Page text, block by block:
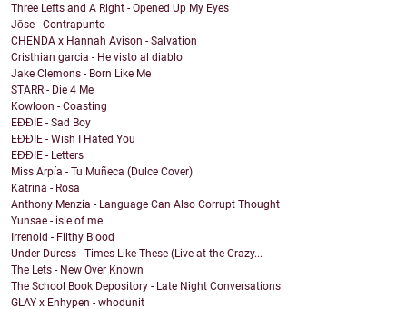
Three Lefts and A Right - Opened Up My Eyes
Jōse - Contrapunto
CHENDA x Hannah Avison - Salvation
Cristhian garcia - He visto al diablo
Jake Clemons - Born Like Me
STARR - Die 4 Me
Kowloon - Coasting
EĐĐIE - Sad Boy
EĐĐIE - Wish I Hated You
EĐĐIE - Letters
Miss Arpía - Tu Muñeca (Dulce Cover)
Katrina - Rosa
Anthony Menzia - Language Can Also Corrupt Thought
Yunsae - isle of me
Irrenoid - Filthy Blood
Under Duress - Times Like These (Live at the Crazy...
The Lets - New Over Known
The School Book Depository - Late Night Conversations
GLAY x Enhypen - whodunit